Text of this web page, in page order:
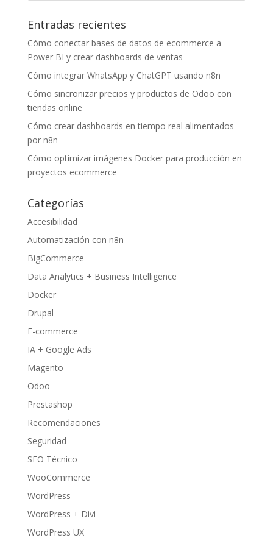
Entradas recientes
Cómo conectar bases de datos de ecommerce a
Power BI y crear dashboards de ventas
Cómo integrar WhatsApp y ChatGPT usando n8n
Cómo sincronizar precios y productos de Odoo con
tiendas online
Cómo crear dashboards en tiempo real alimentados
por n8n
Cómo optimizar imágenes Docker para producción en
proyectos ecommerce
Categorías
Accesibilidad
Automatización con n8n
BigCommerce
Data Analytics + Business Intelligence
Docker
Drupal
E-commerce
IA + Google Ads
Magento
Odoo
Prestashop
Recomendaciones
Seguridad
SEO Técnico
WooCommerce
WordPress
WordPress + Divi
WordPress UX